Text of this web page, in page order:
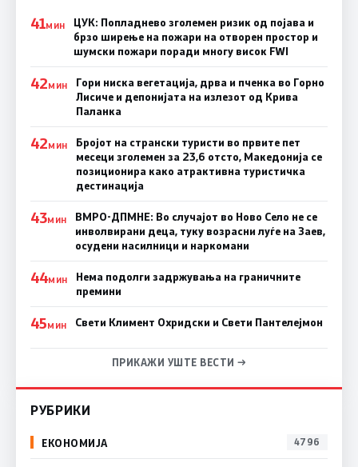
41МИН
ЦУК: Попладнево зголемен ризик од појава и
брзо ширење на пожари на отворен простор и
шумски пожари поради многу висок FWI
42МИН
Гори ниска вегетација, дрва и пченка во Горно
Лисиче и депонијата на излезот од Крива
Паланка
42МИН
Бројот на странски туристи во првите пет
месеци зголемен за 23,6 отсто, Македонија се
позиционира како атрактивна туристичка
дестинација
43МИН
ВМРО-ДПМНЕ: Во случајот во Ново Село не се
инволвирани деца, туку возрасни луѓе на Заев,
осудени насилници и наркомани
44МИН
Нема подолги задржувања на граничните
премини
45МИН Свети Климент Охридски и Свети Пантелејмон
ПРИКАЖИ УШТЕ ВЕСТИ →
РУБРИКИ
ЕКОНОМИЈА 4796